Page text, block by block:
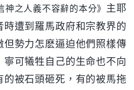
之人義不容辭的本分》 主耶
時遭到羅馬政府和宗教界的
但勢力怎麽逼迫他們照樣傳
寧可犧牲自己的生命也不向
的被石頭砸死，有的被馬拖